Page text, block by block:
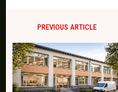
PREVIOUS ARTICLE